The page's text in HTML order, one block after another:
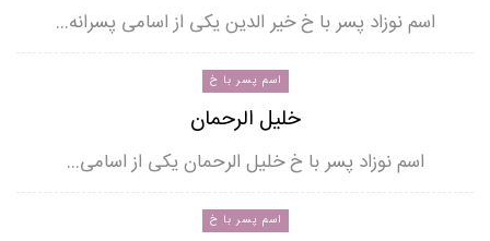
اسم نوزاد پسر با خ خیر الدین یکی از اسامی پسرانه…
اسم پسر با خ
خلیل الرحمان
اسم نوزاد پسر با خ خلیل الرحمان یکی از اسامی…
اسم پسر با خ